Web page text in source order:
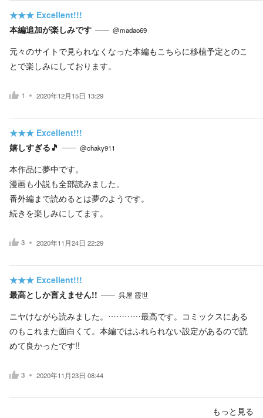
★★★ Excellent!!!
本編追加が楽しみです
@madao69
元々のサイトで見られなくなった本編もこちらに移植予定とのこ
とで楽しみにしております。
1 2020年12月15日 13:29
★★★ Excellent!!!
嬉しすぎる🎵
@chaky911
本作品に夢中です。
漫画も小説も全部読みました。
番外編まで読めるとは夢のようです。
続きを楽しみにしてます。
3 2020年11月24日 22:29
★★★ Excellent!!!
最高としか言えません!!
呉屋 霞世
ニヤけながら読みました。…………最高です。コミックスにある
のもこれまた面白くて。本編ではふれられない設定があるので読
めて良かったです!!
3 2020年11月23日 08:44
もっと見る